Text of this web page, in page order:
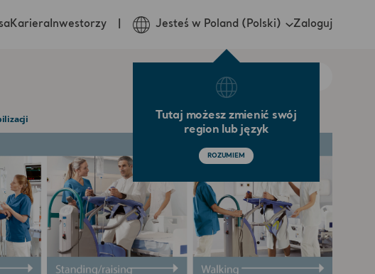
KarieraInwestorzy Jesteś w Poland (Polski)
Tutaj możesz zmienić swój
region lub język
ROZUMIEM
Zaloguj